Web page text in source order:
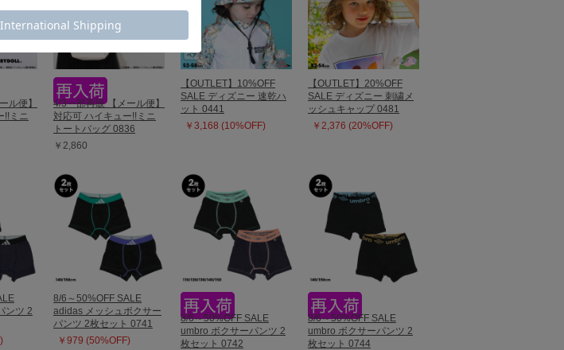
ル便】
!!ミニ
4/3一部再販 【メール便】
対応可 ハイキュー!!ミニ
トートバッグ 0836
￥2,860
【OUTLET】10%OFF
SALE ディズニー 速乾ハ
ット 0441
￥3,168 (10%OFF)
【OUTLET】20%OFF
SALE ディズニー 刺繍メ
ッシュキャップ 0481
￥2,376 (20%OFF)
ンツ 2
8/6～50%OFF SALE
adidas メッシュボクサー
パンツ 2枚セット 0741
￥979 (50%OFF)
8/6～50%OFF SALE
umbro ボクサーパンツ 2
枚セット 0742
8/6～50%OFF SALE
umbro ボクサーパンツ 2
枚セット 0744